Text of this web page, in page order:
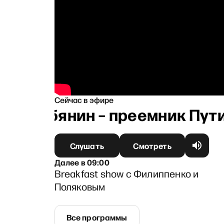
Сейчас в эфире
– преемник
Слушать
Смотреть
Далеев09:00
Breakfast show c Филиппенко и
Поляковым
Все программы